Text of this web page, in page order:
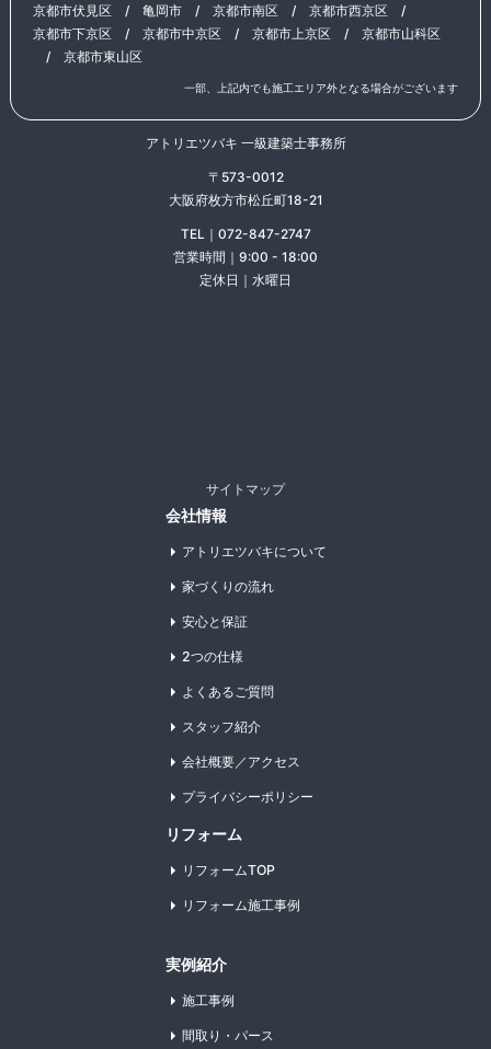
京都市伏見区/ 亀岡市/ 京都市南区/ 京都市西京区/
京都市下京区/ 京都市中京区/ 京都市上京区/ 京都市山科区
/ 京都市東山区
一部、上記内でも施工エリア外となる場合がございます
アトリエツバキ 一級建築士事務所
〒573-0012
大阪府枚方市松丘町18-21
TEL｜072-847-2747
営業時間｜9:00 - 18:00
定休日｜水曜日
サイトマップ
会社情報
アトリエツバキについて
家づくりの流れ
安心と保証
2つの仕様
よくあるご質問
スタッフ紹介
会社概要／アクセス
プライバシーポリシー
リフォーム
リフォームTOP
リフォーム施工事例
実例紹介
施工事例
間取り・パース